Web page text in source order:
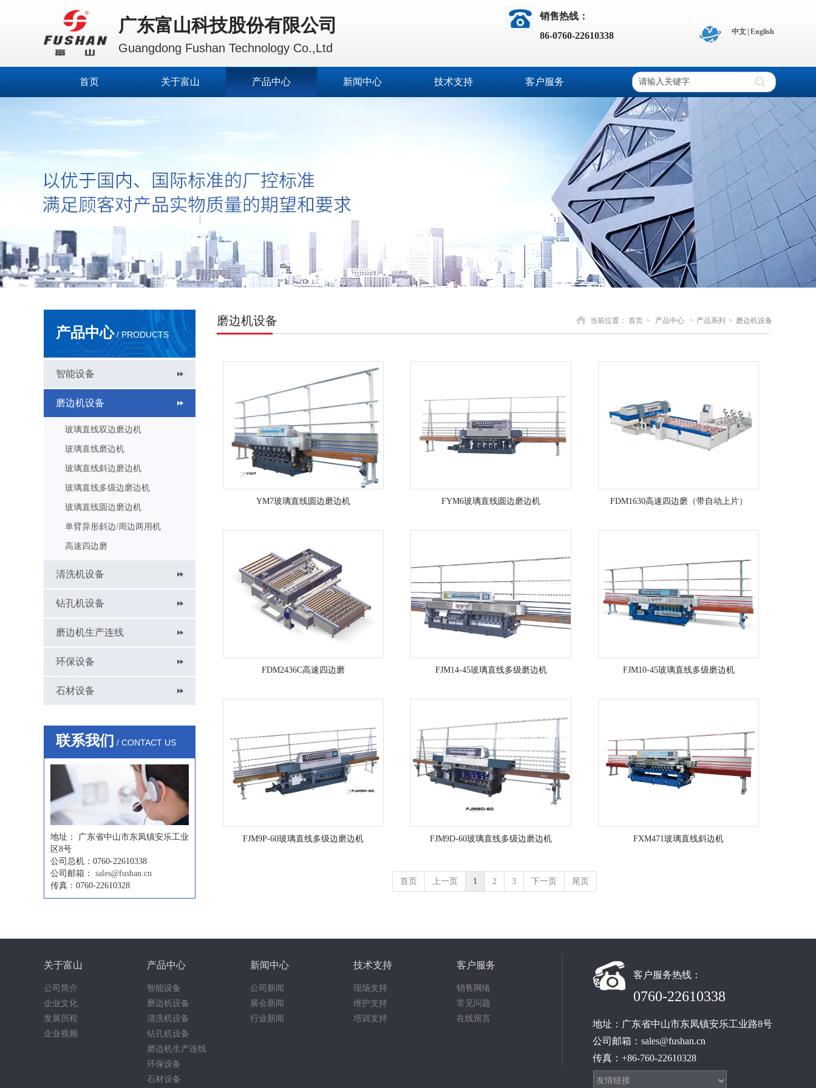
中文 English
销售热线：
86-0760-22610338
广东富山科技股份有限公司
Guangdong Fushan Technology Co.,Ltd
首页 关于富山 产品中心 新闻中心 技术支持 客户服务
产品中心 / PRODUCTS
智能设备
磨边机设备
玻璃直线双边磨边机
玻璃直线磨边机
玻璃直线斜边磨边机
玻璃直线多级边磨边机
玻璃直线圆边磨边机
单臂异形斜边/周边两用机
高速四边磨
清洗机设备
钻孔机设备
磨边机生产连线
环保设备
石材设备
联系我们 / CONTACT US
地址： 广东省中山市东凤镇安乐工业
区8号
公司总机：0760-22610338
公司邮箱： sales@fushan.cn
传真：0760-22610328
磨边机设备 当前位置： 首页 > 产品中心 > 产品系列 > 磨边机设备
YM7玻璃直线圆边磨边机 FYM6玻璃直线圆边磨边机 FDM1630高速四边磨（带自动上片）
FDM2436C高速四边磨 FJM14-45玻璃直线多级磨边机 FJM10-45玻璃直线多级磨边机
FJM9P-60玻璃直线多级边磨边机 FJM9D-60玻璃直线多级边磨边机 FXM471玻璃直线斜边机
首页 上一页 1 2 3 下一页 尾页
客户服务热线：
0760-22610338
地址： 广东省中山市东凤镇安乐工业路8号
公司邮箱： sales@fushan.cn
传真：+86-760-22610328
关于富山
公司简介
企业文化
发展历程
企业视频
产品中心
智能设备
磨边机设备
清洗机设备
钻孔机设备
磨边机生产连线
环保设备
石材设备
新闻中心
公司新闻
展会新闻
行业新闻
技术支持
现场支持
维护支持
培训支持
客户服务
销售网络
常见问题
在线留言